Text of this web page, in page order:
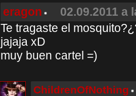
eragon
02.09.2011 a
Te tragaste el
jajaja xD
muy buen cartel =)
ChildrenOfNothing